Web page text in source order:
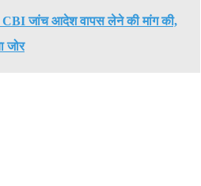
जांच आदेश वापस लेने की मांग की,
जोर